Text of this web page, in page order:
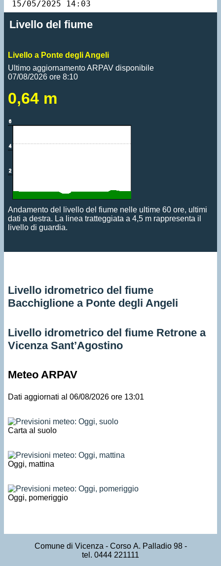
15/05/2025 14:03
Livello del fiume
Livello a Ponte degli Angeli
Ultimo aggiornamento ARPAV disponibile
07/08/2026 ore 8:10
0,64 m
Andamento del livello del fiume nelle ultime 60 ore, ultimi
dati a destra. La linea tratteggiata a 4,5 m rappresenta il
livello di guardia.
Livello idrometrico del fiume
Bacchiglione a Ponte degli Angeli
Livello idrometrico del fiume Retrone a
Vicenza Sant’Agostino
Meteo ARPAV
Dati aggiornati al 06/08/2026 ore 13:01
Carta al suolo
Oggi, mattina
Oggi, pomeriggio
Comune di Vicenza - Corso A. Palladio 98 -
tel. 0444 221111